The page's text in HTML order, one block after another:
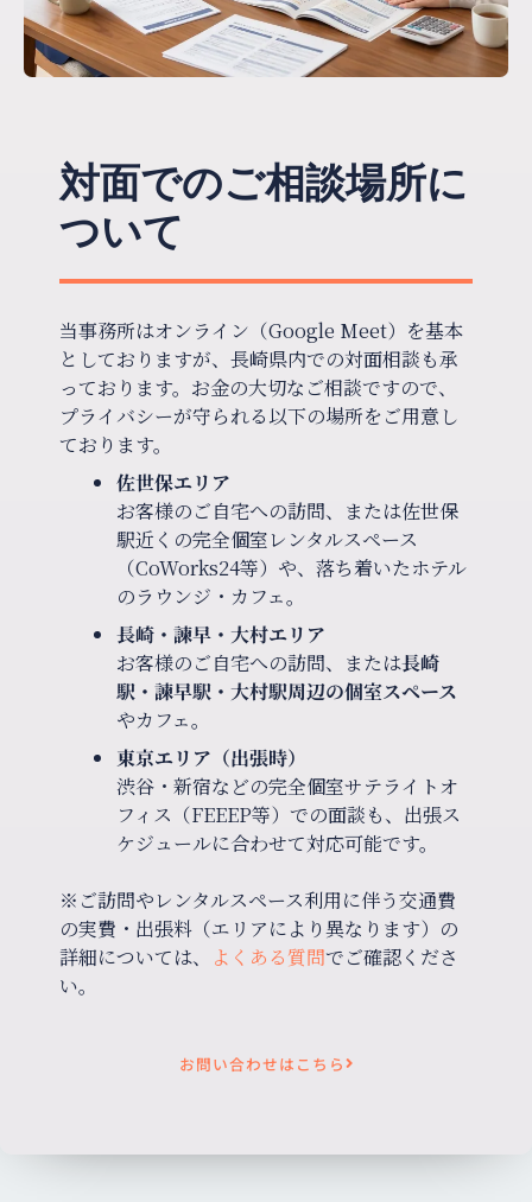
対面でのご相談場所に
ついて
当事務所はオンライン（Google Meet）を基本
としておりますが、長崎県内での対面相談も承
っております。お金の大切なご相談ですので、
プライバシーが守られる以下の場所をご用意し
ております。
佐世保エリア
お客様のご自宅への訪問、または佐世保
駅近くの完全個室レンタルスペース
（CoWorks24等）や、落ち着いたホテル
のラウンジ・カフェ。
長崎・諫早・大村エリア
お客様のご自宅への訪問、または長崎
駅・諫早駅・大村駅周辺の個室スペース
やカフェ。
東京エリア（出張時）
渋谷・新宿などの完全個室サテライトオ
フィス（FEEEP等）での面談も、出張ス
ケジュールに合わせて対応可能です。
※ご訪問やレンタルスペース利用に伴う交通費
の実費・出張料（エリアにより異なります）の
詳細については、
よくある質問でご確認くださ
い。
お問い合わせはこちら